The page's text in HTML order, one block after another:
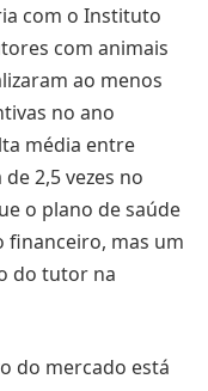
com o Instituto
com animais
ao menos
no ano
média entre
2,5 vezes no
o plano de saúde
financeiro, mas um
do tutor na
do mercado está